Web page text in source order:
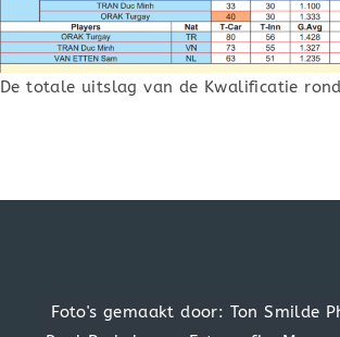
De totale uitslag van de Kwalificatie
Foto's gemaakt door: Ton Smilde